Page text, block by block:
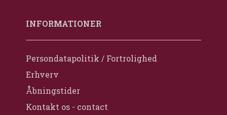
INFORMATIONER
Persondatapolitik / Fortrolighed
Erhverv
Åbningstider
Kontakt os - contact